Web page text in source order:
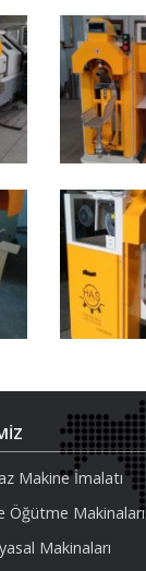
Makine İmalatı
Öğütme Makinaları
Makinaları